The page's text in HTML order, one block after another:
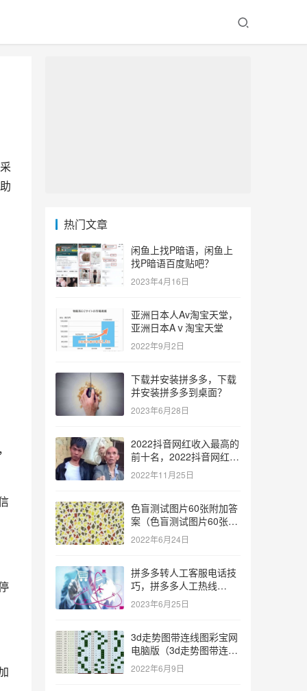
热门文章
闲鱼上找P暗语，闲鱼上
找P暗语百度贴吧？
2023年4月16日
亚洲日本人Av淘宝天堂，
亚洲日本Aⅴ淘宝天堂
2022年9月2日
下载并安装拼多多，下载
并安装拼多多到桌面？
2023年6月28日
2022抖音网红收入最高的
前十名，2022抖音网红收
入最高的前十名有哪些？
2022年11月25日
色盲测试图片60张附加答
案（色盲测试图片60张复
杂）
2022年6月24日
拼多多转人工客服电话技
巧，拼多多人工热线
9541344？
2023年6月25日
3d走势图带连线图彩宝网
电脑版（3d走势图带连线
图彩宝网手机版）
2022年6月9日